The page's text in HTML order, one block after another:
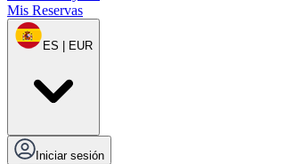
Mis Reservas
ES | EUR
Iniciar sesión